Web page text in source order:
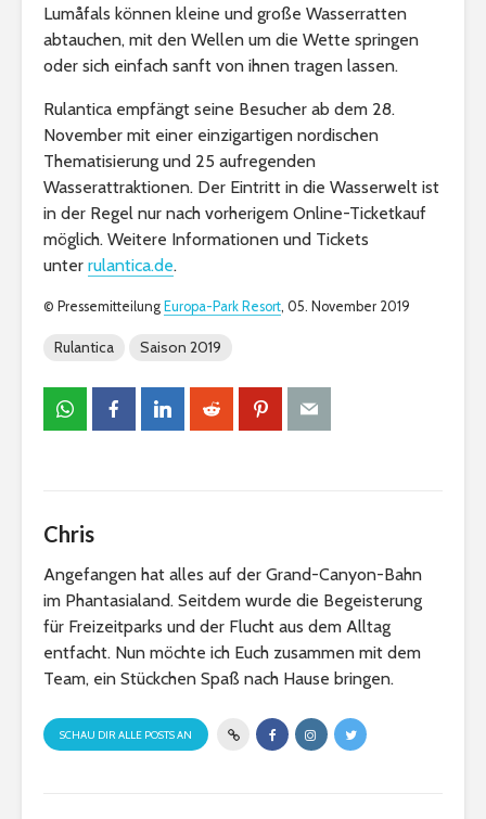
Lumåfals können kleine und große Wasserratten
abtauchen, mit den Wellen um die Wette springen
oder sich einfach sanft von ihnen tragen lassen.
Rulantica empfängt seine Besucher ab dem 28.
November mit einer einzigartigen nordischen
Thematisierung und 25 aufregenden
Wasserattraktionen. Der Eintritt in die Wasserwelt ist
in der Regel nur nach vorherigem Online-Ticketkauf
möglich. Weitere Informationen und Tickets
unter rulantica.de.
© Pressemitteilung Europa-Park Resort, 05. November 2019
Rulantica Saison 2019
Chris
Angefangen hat alles auf der Grand-Canyon-Bahn
im Phantasialand. Seitdem wurde die Begeisterung
für Freizeitparks und der Flucht aus dem Alltag
entfacht. Nun möchte ich Euch zusammen mit dem
Team, ein Stückchen Spaß nach Hause bringen.
SCHAU DIR ALLE POSTS AN